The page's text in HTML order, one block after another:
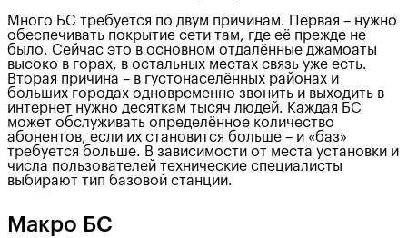
Много БС требуется по двум причинам. Первая – нужно
обеспечивать покрытие сети там, где её прежде не
было. Сейчас это в основном отдалённые джамоаты
высоко в горах, в остальных местах связь уже есть.
Вторая причина – в густонаселённых районах и
больших городах одновременно звонить и выходить в
интернет нужно десяткам тысяч людей. Каждая БС
может обслуживать определённое количество
абонентов, если их становится больше – и «баз»
требуется больше. В зависимости от места установки и
числа пользователей технические специалисты
выбирают тип базовой станции.
Макро БС